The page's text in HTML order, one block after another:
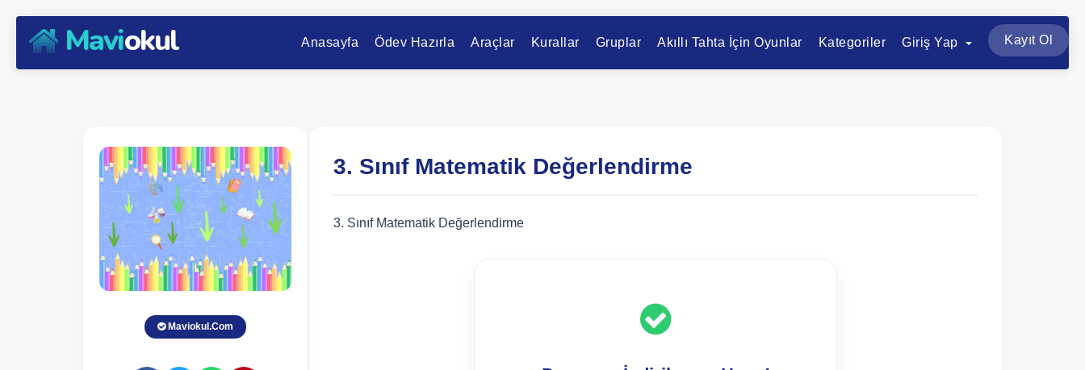
Maviokul Anasayfa Ödev Hazırla Araçlar Kurallar Gruplar Akıllı Tahta İçin Oyunlar Kategoriler Giriş Yap Kayıt Ol
Maviokul.Com
3. Sınıf Matematik Değerlendirme
3. Sınıf Matematik Değerlendirme